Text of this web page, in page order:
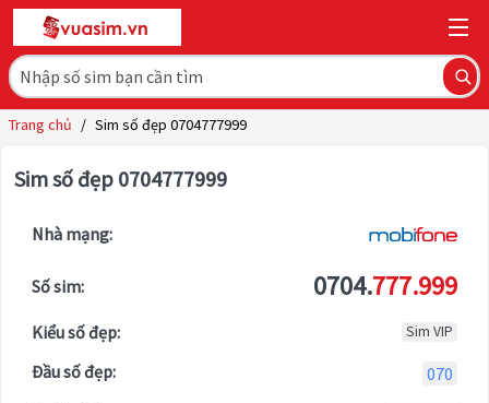
Trang chủ / Sim số đẹp 0704777999
Sim số đẹp 0704777999
Nhà mạng:
Số sim: 0704.777.999
Kiểu số đẹp: Sim VIP
Đầu số đẹp:
070